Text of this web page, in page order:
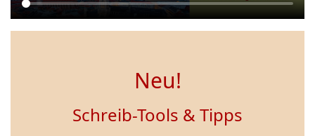
Neu!
Schreib-Tools & Tipps